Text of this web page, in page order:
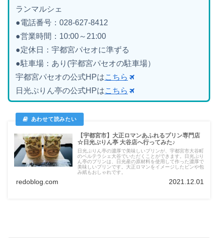
ランマルシェ
●電話番号：028-627-8412
●営業時間：10:00～21:00
●定休日：宇都宮パセオに準ずる
●駐車場：あり(宇都宮パセオの駐車場）
宇都宮パセオの公式HPはこちら
日光ぷりん亭の公式HPはこちら
【宇都宮市】大正ロマンあふれるプリン専門店
☆日光ぷりん亭 大谷店へ行ってみた♪
日光ぷりん亭の濃厚で美味しいプリンが、宇都宮市大谷町
のベルテラシェ大谷でいただくことができます。日光ぷり
ん亭のプリンは、日光産の原材料を使用して作った濃厚で
美味しいプリンです。大正ロマンをイメージしたビンや包
み紙もおしゃれです。
redoblog.com 2021.12.01